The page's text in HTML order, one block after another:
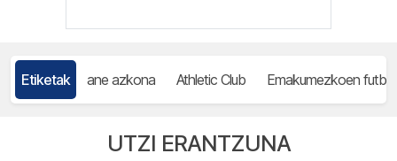
Etiketak ane azkona Athletic Club Emakumezkoen
UTZI ERANTZUNA